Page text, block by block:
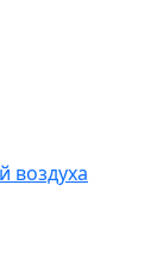
воздуха